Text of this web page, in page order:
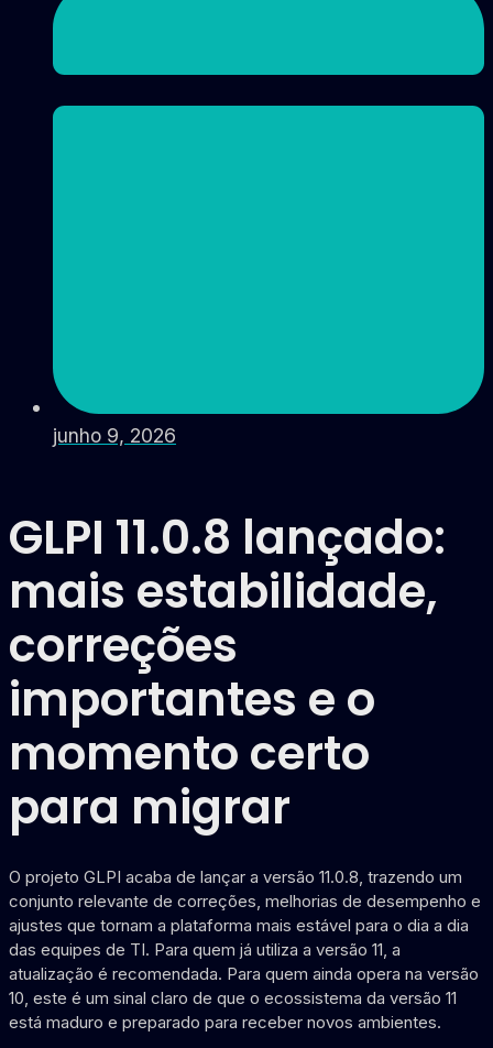
junho 9, 2026
GLPI 11.0.8 lançado:
mais estabilidade,
correções
importantes e o
momento certo
para migrar
O projeto GLPI acaba de lançar a versão 11.0.8, trazendo um
conjunto relevante de correções, melhorias de desempenho e
ajustes que tornam a plataforma mais estável para o dia a dia
das equipes de TI. Para quem já utiliza a versão 11, a
atualização é recomendada. Para quem ainda opera na versão
10, este é um sinal claro de que o ecossistema da versão 11
está maduro e preparado para receber novos ambientes.